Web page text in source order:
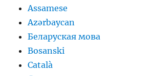
Assamese
Azərbaycan
Беларуская мова
Bosanski
Català